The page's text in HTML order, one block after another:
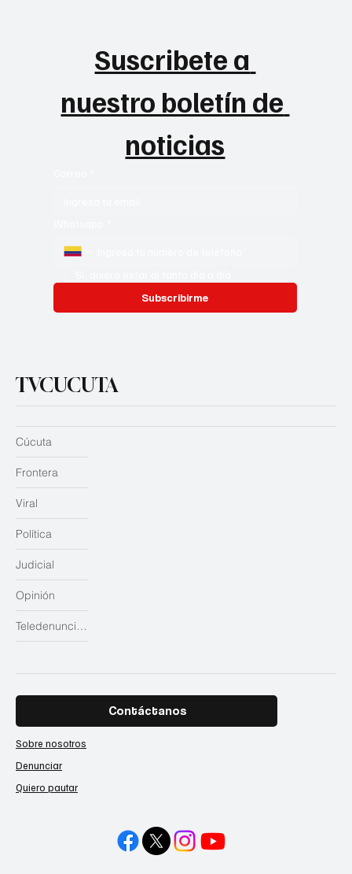
Suscribete a
nuestro boletín de
noticias
Subscribirme
TVCUCUTA
Judicial
Opinión
Teledenuncias
Cúcuta
Frontera
Viral
Política
Contáctanos
Sobre nosotros
Denunciar
Quiero pautar